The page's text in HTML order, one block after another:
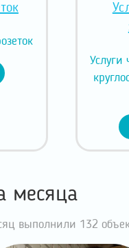
Услуги
месяца
выполнили 132